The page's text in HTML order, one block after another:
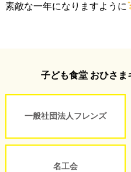
素敵な一年になりますように
子ども食堂 おひさ
一般社団法人フレンズ
名工会